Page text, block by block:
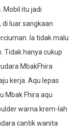
Mobil itu jadi
luar sangkaan
Ia tidak malu
Tidak hanya cukup
MbakFhira
kerja. Aqu lepas
Mbak Fhira aqu
warna krem-lah
cantik wanita